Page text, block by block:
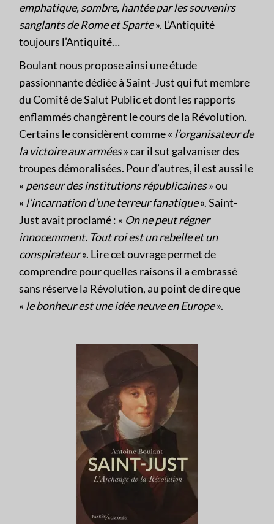
emphatique, sombre, hantée par les souvenirs
sanglants de Rome et Sparte». L’Antiquité
toujours l’Antiquité…
Boulant nous propose ainsi une étude
passionnante dédiée à Saint-Just qui fut membre
du Comité de Salut Public et dont les rapports
enflammés changèrent le cours de la Révolution.
Certains le considèrent comme « l’organisateur de
la victoire aux armées» car il sut galvaniser des
troupes démoralisées. Pour d’autres, il est aussi le
« penseur des institutions républicaines» ou
« l’incarnation d’une terreur fanatique». Saint-
Just avait proclamé : « On ne peut régner
innocemment. Tout roi est un rebelle et un
conspirateur». Lire cet ouvrage permet de
comprendre pour quelles raisons il a embrassé
sans réserve la Révolution, au point de dire que
« le bonheur est une idée neuve en Europe».